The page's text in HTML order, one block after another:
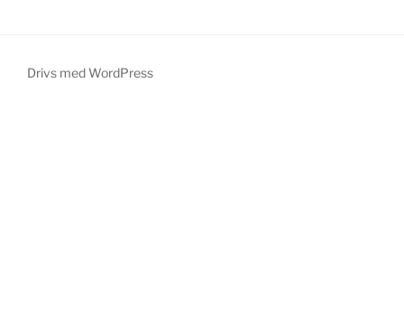
Drivs med WordPress